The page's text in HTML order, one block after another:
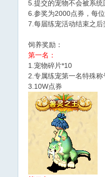
5.提交的宠物不会被系
6.参奖为2000点券，每
7.每届练宠活动结束之
饲养奖励：
第一名：
1.宠物碎片*10
2.专属练宠第一名特殊称
3.10W点券